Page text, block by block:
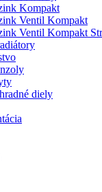
Kompakt
Ventil Kompakt
Ventil Kompakt
diely